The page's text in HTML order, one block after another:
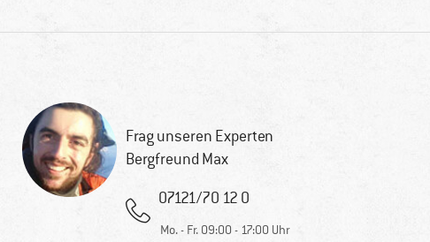
Frag unseren Experten
Bergfreund Max
07121/70 12 0
Mo. - Fr. 09:00 - 17:00 Uhr